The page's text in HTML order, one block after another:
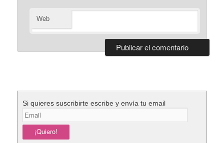
Web
Si quieres suscribirte escribe y envía tu email